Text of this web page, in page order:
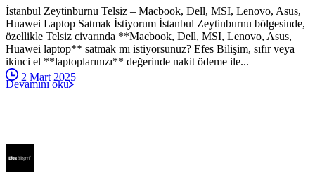
İstanbul Zeytinburnu Telsiz – Macbook, Dell, MSI, Lenovo, Asus,
Huawei Laptop Satmak İstiyorum İstanbul Zeytinburnu bölgesinde,
özellikle Telsiz civarında **Macbook, Dell, MSI, Lenovo, Asus,
Huawei laptop** satmak mı istiyorsunuz? Efes Bilişim, sıfır veya
ikinci el **laptoplarınızı** değerinde nakit ödeme ile...
2 Mart 2025
Devamını oku